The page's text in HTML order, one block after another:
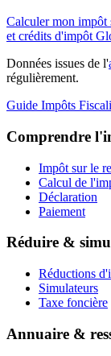
Calculer mon impôt
et crédits d'impôt
Données issues de l'
régulièrement.
Guide Impôts
Comprendre
Impôt sur le
Calcul de
Déclaration
Paiement
Réduire &
Réductions
Simulateurs
Taxe foncière
Annuaire &